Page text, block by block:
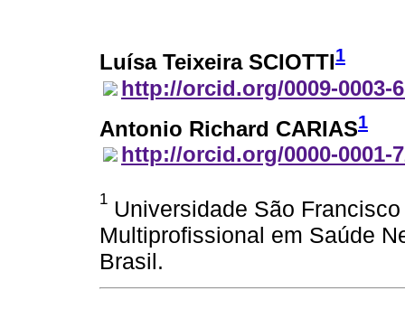
Luísa Teixeira SCIOTTI1
http://orcid.org/0009-0003-
Antonio Richard CARIAS1
http://orcid.org/0000-0001-
1 Universidade São
Multiprofissional em Saúde
Brasil.